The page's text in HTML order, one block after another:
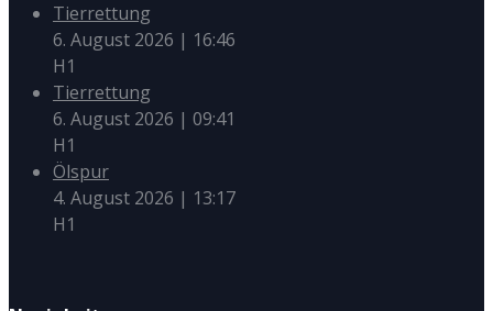
Tierrettung
6. August 2026 | 16:46
H1
Tierrettung
6. August 2026 | 09:41
H1
Ölspur
4. August 2026 | 13:17
H1